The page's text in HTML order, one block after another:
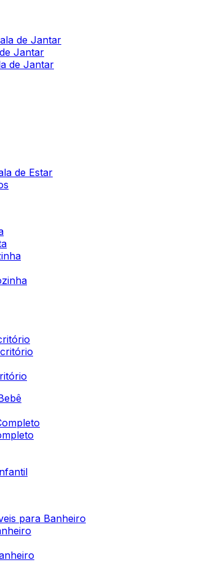
de Jantar
Jantar
de Jantar
de Estar
para Banheiro